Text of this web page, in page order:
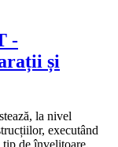
-
și
la nivel
executând
de învelitoare,